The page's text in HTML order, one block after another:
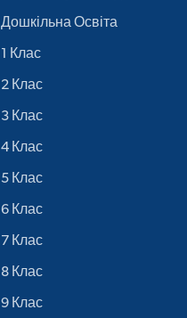
Дошкільна Освіта
1 Клас
2 Клас
3 Клас
4 Клас
5 Клас
6 Клас
7 Клас
8 Клас
9 Клас